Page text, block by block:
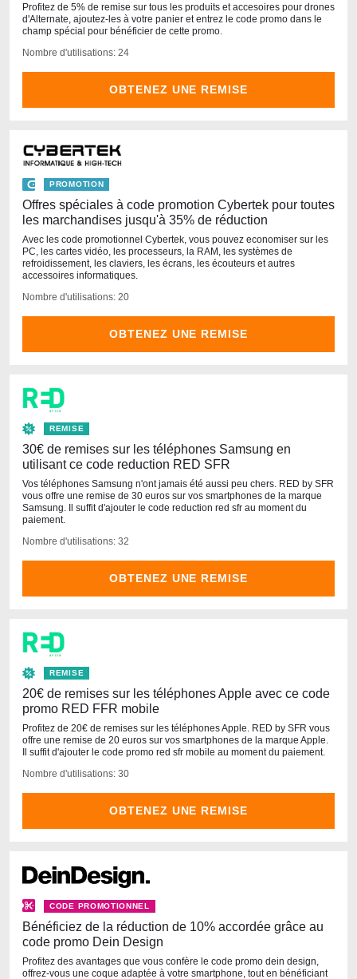
Profitez de 5% de remise sur tous les produits et accesoires pour drones
d'Alternate, ajoutez-les à votre panier et entrez le code promo dans le
champ spécial pour bénéficier de cette promo.
Nombre d'utilisations: 24
OBTENEZ UNE REMISE
PROMOTION
Offres spéciales à code promotion Cybertek pour toutes
les marchandises jusqu'à 35% de réduction
Avec les code promotionnel Cybertek, vous pouvez economiser sur les
PC, les cartes vidéo, les processeurs, la RAM, les systèmes de
refroidissement, les claviers, les écrans, les écouteurs et autres
accessoires informatiques.
Nombre d'utilisations: 20
OBTENEZ UNE REMISE
REMISE
30€ de remises sur les téléphones Samsung en
utilisant ce code reduction RED SFR
Vos téléphones Samsung n'ont jamais été aussi peu chers. RED by SFR
vous offre une remise de 30 euros sur vos smartphones de la marque
Samsung. Il suffit d'ajouter le code reduction red sfr au moment du
paiement.
Nombre d'utilisations: 32
OBTENEZ UNE REMISE
REMISE
20€ de remises sur les téléphones Apple avec ce code
promo RED FFR mobile
Profitez de 20€ de remises sur les téléphones Apple. RED by SFR vous
offre une remise de 20 euros sur vos smartphones de la marque Apple.
Il suffit d'ajouter le code promo red sfr mobile au moment du paiement.
Nombre d'utilisations: 30
OBTENEZ UNE REMISE
CODE PROMOTIONNEL
Bénéficiez de la réduction de 10% accordée grâce au
code promo Dein Design
Profitez des avantages que vous confère le code promo dein design,
offrez-vous une coque adaptée à votre smartphone, tout en bénéficiant